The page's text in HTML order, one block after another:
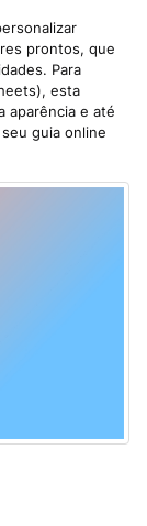
prontos, que
Para
esta
aparência e até
guia online